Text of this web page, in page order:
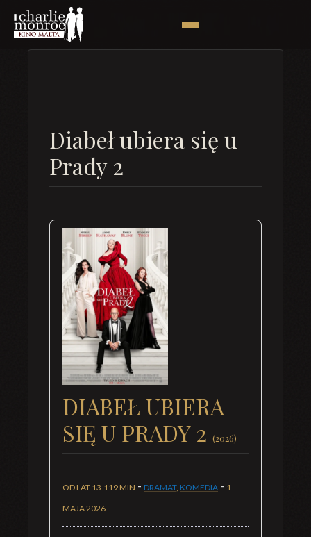
Diabeł ubiera się u
Prady 2
DIABEŁ UBIERA
SIĘ U PRADY 2 (2026)
OD LAT 13 119 MIN - DRAMAT, KOMEDIA - 1
MAJA 2026